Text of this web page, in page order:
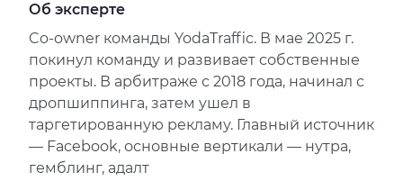
Об эксперте
Co-owner команды YodaTraffic. В мае 2025 г.
покинул команду и развивает собственные
проекты. В арбитраже с 2018 года, начинал с
дропшиппинга, затем ушел в
таргетированную рекламу. Главный источник
— Facebook, основные вертикали — нутра,
гемблинг, адалт